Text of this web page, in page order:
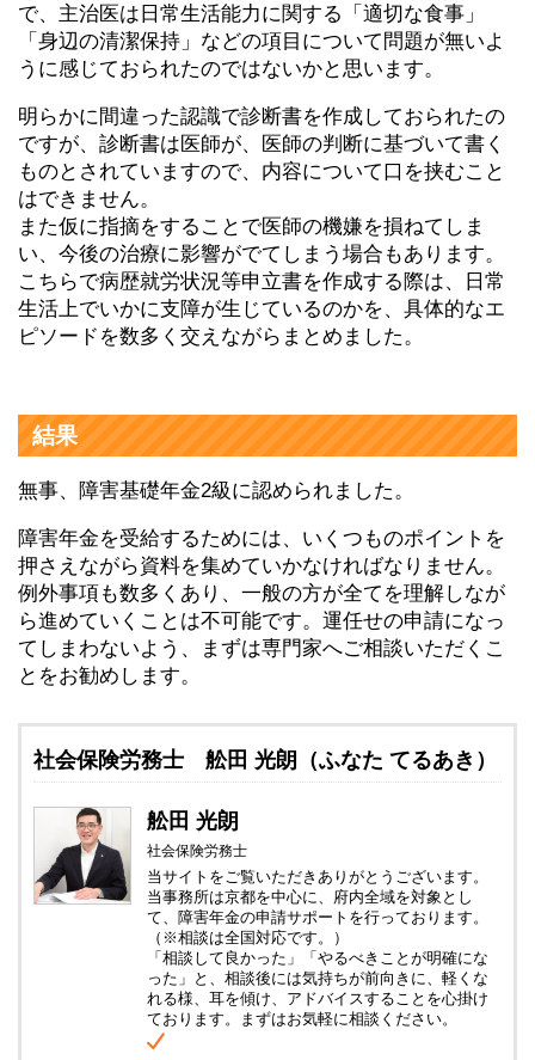
で、主治医は日常生活能力に関する「適切な食事」
「身辺の清潔保持」などの項目について問題が無いよ
うに感じておられたのではないかと思います。
明らかに間違った認識で診断書を作成しておられたの
ですが、診断書は医師が、医師の判断に基づいて書く
ものとされていますので、内容について口を挟むこと
はできません。
また仮に指摘をすることで医師の機嫌を損ねてしま
い、今後の治療に影響がでてしまう場合もあります。
こちらで病歴就労状況等申立書を作成する際は、日常
生活上でいかに支障が生じているのかを、具体的なエ
ピソードを数多く交えながらまとめました。
結果
無事、障害基礎年金2級に認められました。
障害年金を受給するためには、いくつものポイントを
押さえながら資料を集めていかなければなりません。
例外事項も数多くあり、一般の方が全てを理解しなが
ら進めていくことは不可能です。運任せの申請になっ
てしまわないよう、まずは専門家へご相談いただくこ
とをお勧めします。
社会保険労務士 舩田 光朗（ふなた てるあき）
舩田 光朗
社会保険労務士
当サイトをご覧いただきありがとうございます。
当事務所は京都を中心に、府内全域を対象とし
て、障害年金の申請サポートを行っております。
（※相談は全国対応です。）
「相談して良かった」「やるべきことが明確にな
った」と、相談後には気持ちが前向きに、軽くな
れる様、耳を傾け、アドバイスすることを心掛け
ております。まずはお気軽に相談ください。